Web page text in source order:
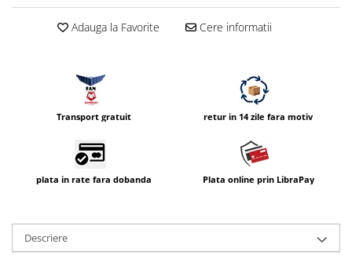
Vizor
Accesorii diverse
Adauga la Favorite Cere informatii
Transport gratuit retur in 14 zile fara motiv
plata in rate fara dobanda Plata online prin LibraPay
Descriere